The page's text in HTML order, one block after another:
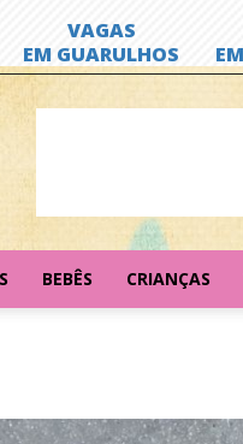
BEBÊS CRIANÇAS